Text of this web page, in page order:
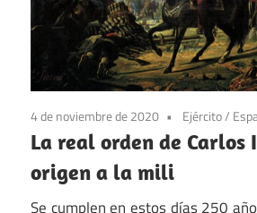
4 de noviembre de 2020 Ejército/
La real orden de Carlos
origen a la mili
Se cumplen en estos días 250